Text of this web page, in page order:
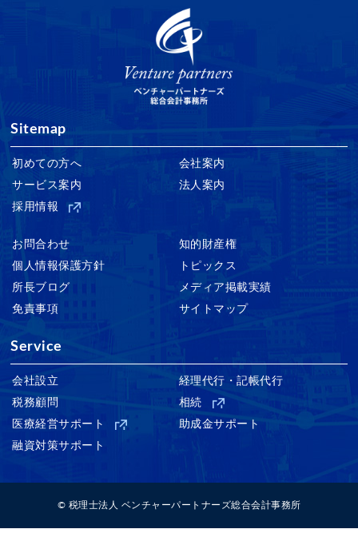
Sitemap
初めての方へ
会社案内
サービス案内
法人案内
採用情報
お問合わせ
知的財産権
個人情報保護方針
トピックス
所長ブログ
メディア掲載実績
免責事項
サイトマップ
Service
会社設立
経理代行・記帳代行
税務顧問
相続
医療経営サポート
助成金サポート
融資対策サポート
© 税理士法人 ベンチャーパートナーズ総合会計事務所